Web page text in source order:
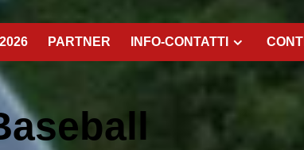
PARTNER INFO-CONTATTI